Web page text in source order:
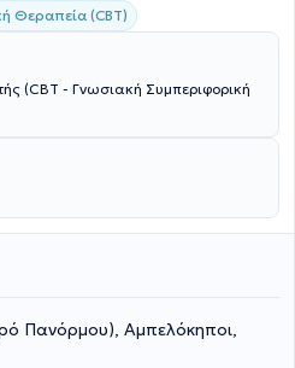
Θεραπεία (CBT)
(CBT - Γνωσιακή Συμπεριφορική
Πανόρμου), Αμπελόκηποι,